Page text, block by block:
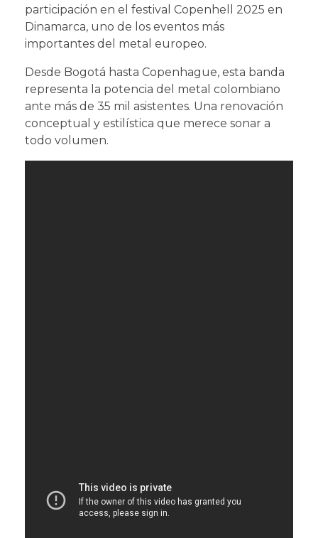
participación en el festival Copenhell 2025 en
Dinamarca, uno de los eventos más
importantes del metal europeo.
Desde Bogotá hasta Copenhague, esta banda
representa la potencia del metal colombiano
ante más de 35 mil asistentes. Una renovación
conceptual y estilística que merece sonar a
todo volumen.